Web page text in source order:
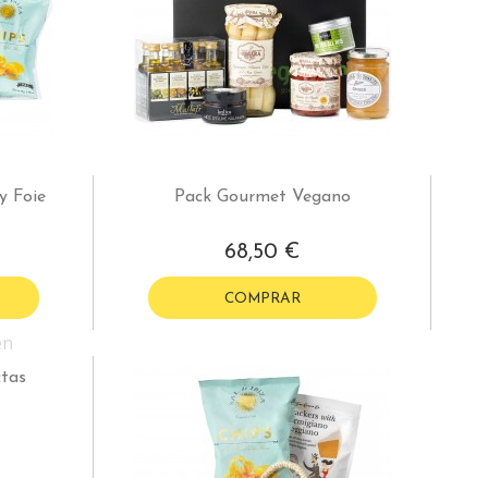
Foie Pack Gourmet Vegano
68,50 €
COMPRAR